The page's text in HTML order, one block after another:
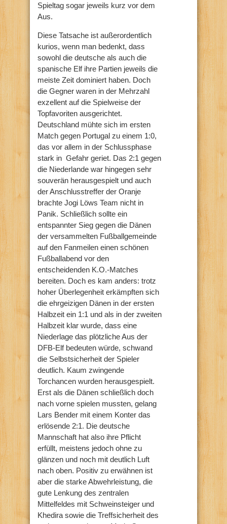
Spieltag sogar jeweils kurz vor dem
Aus.
Diese Tatsache ist außerordentlich
kurios, wenn man bedenkt, dass
sowohl die deutsche als auch die
spanische Elf ihre Partien jeweils die
meiste Zeit dominiert haben. Doch
die Gegner waren in der Mehrzahl
exzellent auf die Spielweise der
Topfavoriten ausgerichtet.
Deutschland mühte sich im ersten
Match gegen Portugal zu einem 1:0,
das vor allem in der Schlussphase
stark in Gefahr geriet. Das 2:1 gegen
die Niederlande war hingegen sehr
souverän herausgespielt und auch
der Anschlusstreffer der Oranje
brachte Jogi Löws Team nicht in
Panik. Schließlich sollte ein
entspannter Sieg gegen die Dänen
der versammelten Fußballgemeinde
auf den Fanmeilen einen schönen
Fußballabend vor den
entscheidenden K.O.-Matches
bereiten. Doch es kam anders: trotz
hoher Überlegenheit erkämpften sich
die ehrgeizigen Dänen in der ersten
Halbzeit ein 1:1 und als in der zweiten
Halbzeit klar wurde, dass eine
Niederlage das plötzliche Aus der
DFB-Elf bedeuten würde, schwand
die Selbstsicherheit der Spieler
deutlich. Kaum zwingende
Torchancen wurden herausgespielt.
Erst als die Dänen schließlich doch
nach vorne spielen mussten, gelang
Lars Bender mit einem Konter das
erlösende 2:1. Die deutsche
Mannschaft hat also ihre Pflicht
erfüllt, meistens jedoch ohne zu
glänzen und noch mit deutlich Luft
nach oben. Positiv zu erwähnen ist
aber die starke Abwehrleistung, die
gute Lenkung des zentralen
Mittelfeldes mit Schweinsteiger und
Khedira sowie die Treffsicherheit des